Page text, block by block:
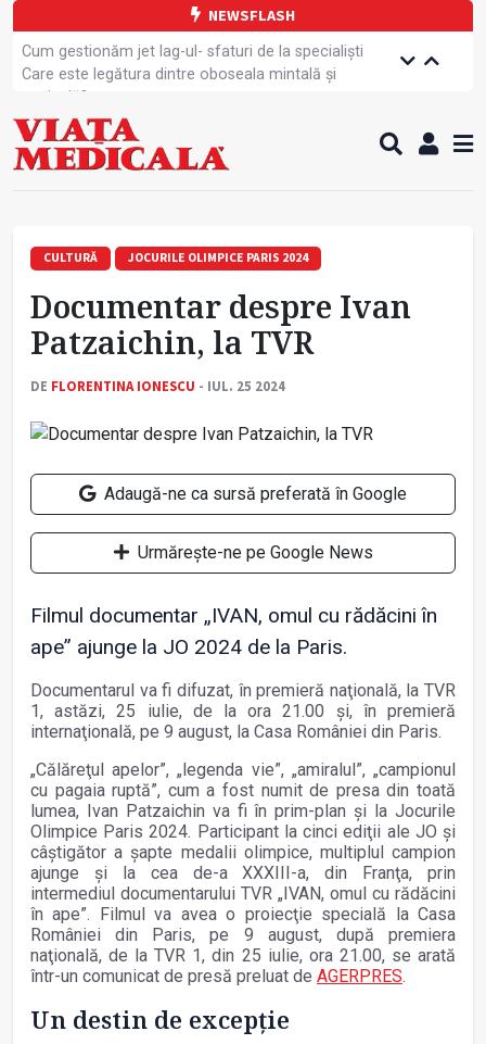
NEWSFLASH
Cum gestionăm jet lag-ul- sfaturi de la specialiști
Care este legătura dintre oboseala mintală și
caniculă?
Campanie de prevenție dedicată sportivelor
Un nou studiu pentru testarea unui vaccin împotriva
tulpinei Bundibugyo a virusului Ebola
sănătate
Demersuri pentru acces transfrontalier la date
Contractul cadru ar putea fi modificat
temporar
CULTURĂ JOCURILE OLIMPICE PARIS 2024
Documentar despre Ivan
Patzaichin, la TVR
DE FLORENTINA IONESCU - IUL. 25 2024
Adaugă-ne ca sursă preferată în Google
Urmărește-ne pe Google News
Filmul documentar „IVAN, omul cu rădăcini în
ape” ajunge la JO 2024 de la Paris.
Documentarul va fi difuzat, în premieră naţională, la TVR
1, astăzi, 25 iulie, de la ora 21.00 şi, în premieră
internaţională, pe 9 august, la Casa României din Paris.
„Călăreţul apelor”, „legenda vie”, „amiralul”, „campionul
cu pagaia ruptă”, cum a fost numit de presa din toată
lumea, Ivan Patzaichin va fi în prim-plan şi la Jocurile
Olimpice Paris 2024. Participant la cinci ediţii ale JO şi
câştigător a şapte medalii olimpice, multiplul campion
ajunge şi la cea de-a XXXIII-a, din Franţa, prin
intermediul documentarului TVR „IVAN, omul cu rădăcini
în ape”. Filmul va avea o proiecţie specială la Casa
României din Paris, pe 9 august, după premiera
naţională, de la TVR 1, din 25 iulie, ora 21.00, se arată
într-un comunicat de presă preluat de AGERPRES.
Un destin de excepție